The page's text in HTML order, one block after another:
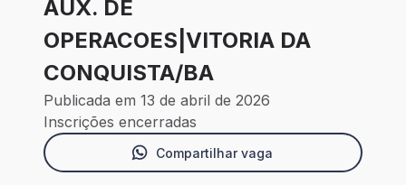
AUX. DE
OPERACOES|VITORIA DA
CONQUISTA/BA
Publicada em 13 de abril de 2026
Inscrições encerradas
Compartilhar vaga